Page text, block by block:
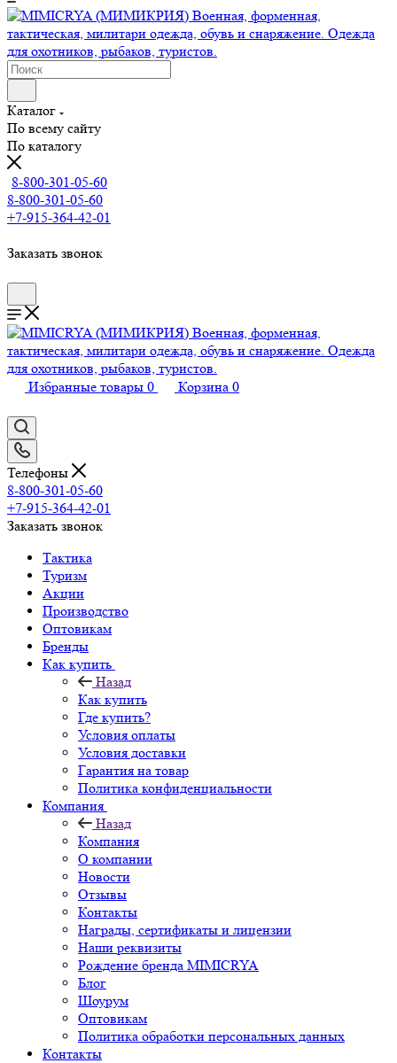
Каталог
По всему сайту
По каталогу
8-800-301-05-60
8-800-301-05-60
+7-915-364-42-01
Заказать звонок
Избранные товары 0 Корзина 0
Телефоны
8-800-301-05-60
+7-915-364-42-01
Заказать звонок
Тактика
Туризм
Акции
Производство
Оптовикам
Бренды
Как купить
Назад
Как купить
Где купить?
Условия оплаты
Условия доставки
Гарантия на товар
Политика конфиденциальности
Компания
Назад
Компания
О компании
Новости
Отзывы
Контакты
Награды, сертификаты и лицензии
Наши реквизиты
Рождение бренда MIMICRYA
Блог
Шоурум
Оптовикам
Политика обработки персональных данных
Контакты